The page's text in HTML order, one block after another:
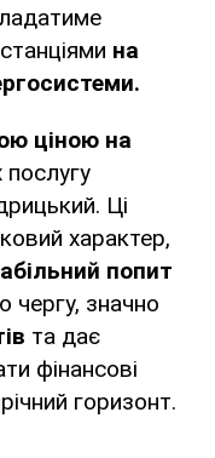
на
ціною на
послугу
Ці
характер,
попит
чергу, значно
та дає
фінансові
горизонт.